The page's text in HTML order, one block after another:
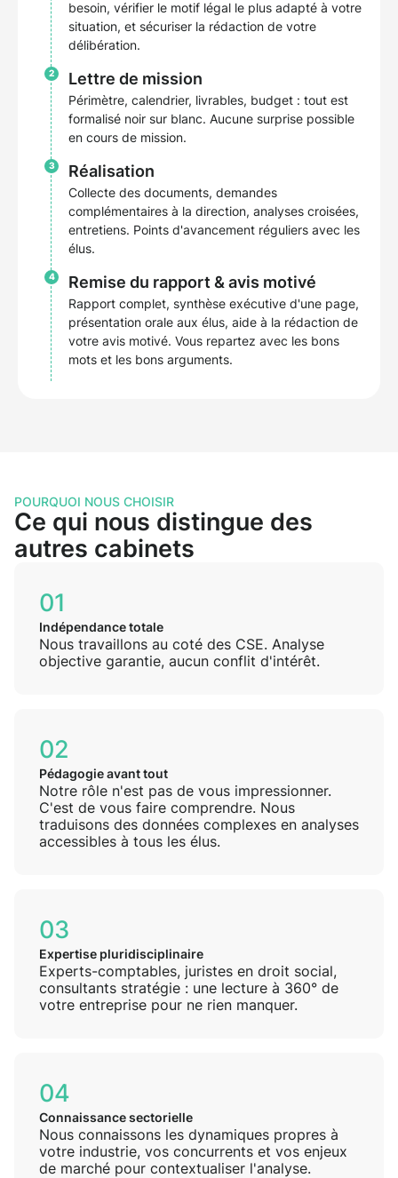
besoin, vérifier le motif légal le plus adapté à votre
situation, et sécuriser la rédaction de votre
délibération.
2 Lettre de mission
Périmètre, calendrier, livrables, budget : tout est
formalisé noir sur blanc. Aucune surprise possible
en cours de mission.
3 Réalisation
Collecte des documents, demandes
complémentaires à la direction, analyses croisées,
entretiens. Points d'avancement réguliers avec les
élus.
4 Remise du rapport & avis motivé
Rapport complet, synthèse exécutive d'une page,
présentation orale aux élus, aide à la rédaction de
votre avis motivé. Vous repartez avec les bons
mots et les bons arguments.
POURQUOI NOUS CHOISIR
Ce qui nous distingue des
autres cabinets
01
Indépendance totale
Nous travaillons au coté des CSE. Analyse
objective garantie, aucun conflit d'intérêt.
02
Pédagogie avant tout
Notre rôle n'est pas de vous impressionner.
C'est de vous faire comprendre. Nous
traduisons des données complexes en analyses
accessibles à tous les élus.
03
Expertise pluridisciplinaire
Experts-comptables, juristes en droit social,
consultants stratégie : une lecture à 360° de
votre entreprise pour ne rien manquer.
04
Connaissance sectorielle
Nous connaissons les dynamiques propres à
votre industrie, vos concurrents et vos enjeux
de marché pour contextualiser l'analyse.